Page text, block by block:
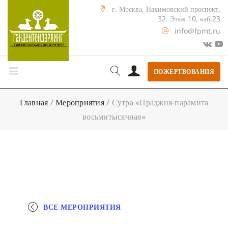
г. Москва, Нахимовский проспект,
32. Этаж 10, каб.23
info@fpmt.ru
ПОЖЕРТВОВАНИЯ
Главная /Мероприятия/ Сутра «Праджня-парамита
восьмитысячная»
ВСЕ МЕРОПРИЯТИЯ